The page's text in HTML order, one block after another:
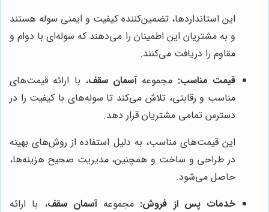
این استانداردها، تضمین‌کننده کیفیت و ایمنی سوله هستند
و به مشتریان این اطمینان را می‌دهند که سوله‌ای با دوام و
مقاوم را دریافت می‌کنند.
قیمت مناسب: مجموعهآسمان سقف، با ارائه قیمت‌های
مناسب و رقابتی، تلاش می‌کند تا سوله‌های با کیفیت را در
دسترس تمامی مشتریان قرار دهد.
این قیمت‌های مناسب، به دلیل استفاده از روش‌های بهینه
در طراحی و ساخت و همچنین، مدیریت صحیح هزینه‌ها،
حاصل می‌شود.
خدمات پس از فروش: مجموعهآسمان سقف، با ارائه